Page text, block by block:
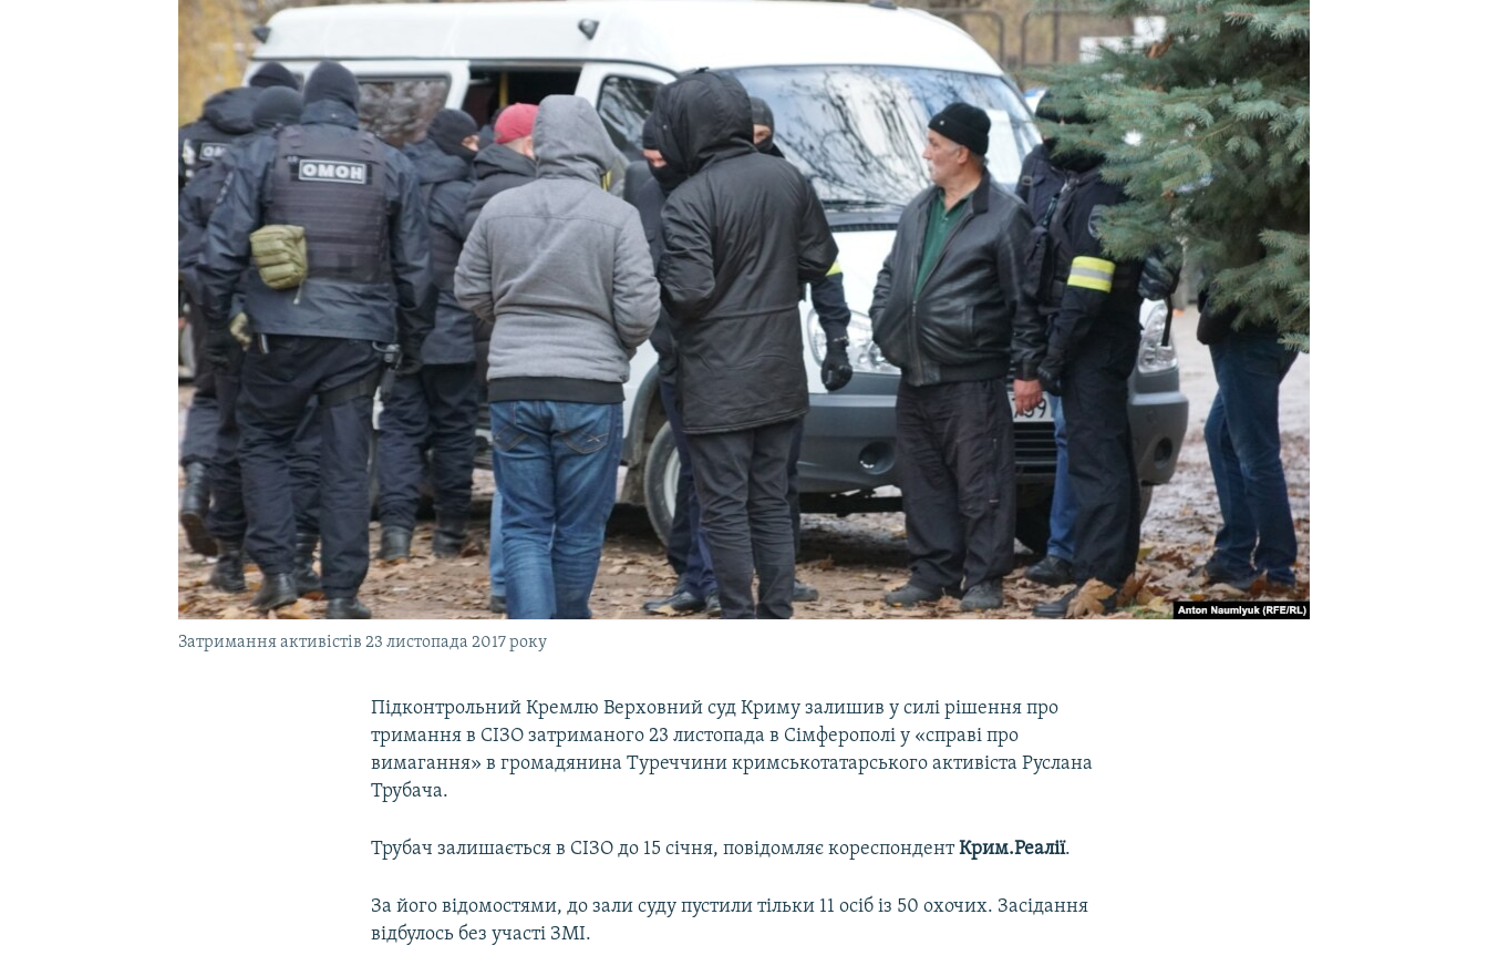
УКРАЇНСЬКА ПРОБЛЕМА КРИМУ
Затримання активістів 23 листопада 2017 року
Підконтрольний Кремлю Верховний суд Криму залишив у силі рішення про
тримання в СІЗО затриманого 23 листопада в Сімферополі у «справі про
вимагання» в громадянина Туреччини кримськотатарського активіста Руслана
Трубача.
Трубач залишається в СІЗО до 15 січня, повідомляє кореспондентКрим.Реалії.
За його відомостями, до зали суду пустили тільки 11 осіб із 50 охочих. Засідання
відбулось без участі ЗМІ.